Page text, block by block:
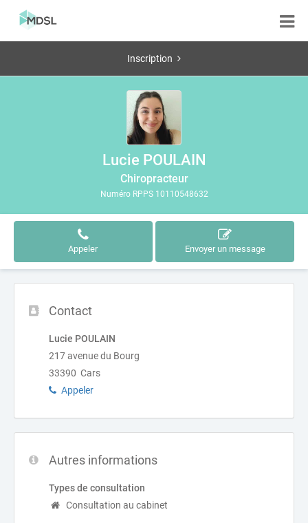
Inscription
Lucie POULAIN
Chiropracteur
Numéro RPPS 10110548632
Appeler Envoyer un message
Contact
Lucie POULAIN
217 avenue du Bourg
33390 Cars
Appeler
Autres informations
Types de consultation
Consultation au cabinet